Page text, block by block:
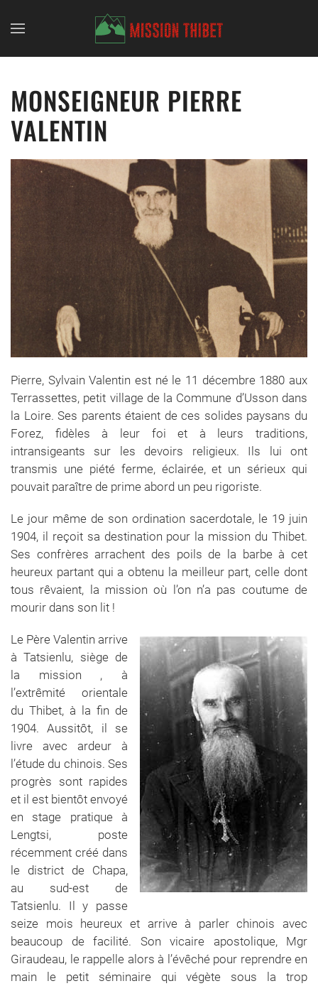
Skip to main content
MONSEIGNEUR PIERRE
VALENTIN
Pierre, Sylvain Valentin est né le 11 décembre 1880 aux
Terrassettes, petit village de la Commune d’Usson dans
la Loire. Ses parents étaient de ces solides paysans du
Forez, fidèles à leur foi et à leurs traditions,
intransigeants sur les devoirs religieux. Ils lui ont
transmis une piété ferme, éclairée, et un sérieux qui
pouvait paraître de prime abord un peu rigoriste.
Le jour même de son ordination sacerdotale, le 19 juin
1904, il reçoit sa destination pour la mission du Thibet.
Ses confrères arrachent des poils de la barbe à cet
heureux partant qui a obtenu la meilleur part, celle dont
tous rêvaient, la mission où l’on n’a pas coutume de
mourir dans son lit !
Le Père Valentin arrive
à Tatsienlu, siège de
la mission , à
l’extrêmité orientale
du Thibet, à la fin de
1904. Aussitôt, il se
livre avec ardeur à
l’étude du chinois. Ses
progrès sont rapides
et il est bientôt envoyé
en stage pratique à
Lengtsi, poste
récemment créé dans
le district de Chapa,
au sud-est de
Tatsienlu. Il y passe
seize mois heureux et arrive à parler chinois avec
beaucoup de facilité. Son vicaire apostolique, Mgr
Giraudeau, le rappelle alors à l’évêché pour reprendre en
main le petit séminaire qui végète sous la trop